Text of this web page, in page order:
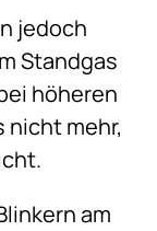
jedoch
Standgas
höheren
nicht mehr,
am